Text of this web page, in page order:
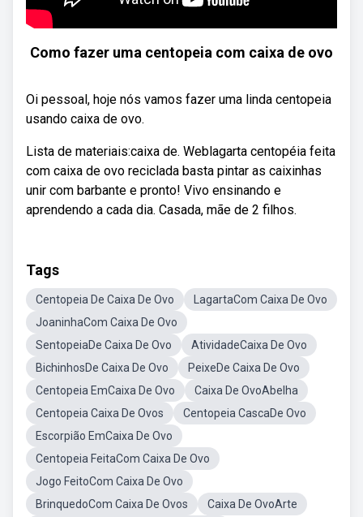
Como fazer uma centopeia com caixa de ovo
Oi pessoal, hoje nós vamos fazer uma linda centopeia
usando caixa de ovo.
Lista de materiais:caixa de. Weblagarta centopéia feita
com caixa de ovo reciclada basta pintar as caixinhas
unir com barbante e pronto! Vivo ensinando e
aprendendo a cada dia. Casada, mãe de 2 filhos.
Tags
Centopeia De Caixa De Ovo
LagartaCom Caixa De Ovo
JoaninhaCom Caixa De Ovo
SentopeiaDe Caixa De Ovo
AtividadeCaixa De Ovo
BichinhosDe Caixa De Ovo
PeixeDe Caixa De Ovo
Centopeia EmCaixa De Ovo
Caixa De OvoAbelha
Centopeia Caixa De Ovos
Centopeia CascaDe Ovo
Escorpião EmCaixa De Ovo
Centopeia FeitaCom Caixa De Ovo
Jogo FeitoCom Caixa De Ovo
BrinquedoCom Caixa De Ovos
Caixa De OvoArte